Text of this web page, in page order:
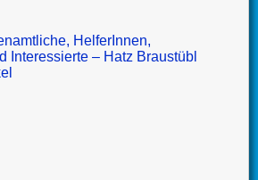
HelferInnen,
Interessierte – Hatz Braustübl